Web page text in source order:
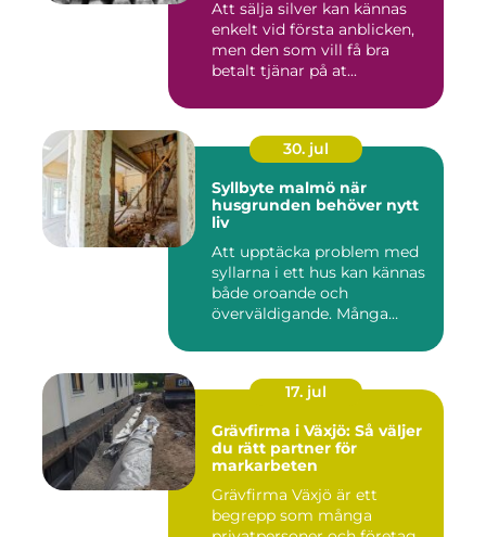
Att sälja silver kan kännas
enkelt vid första anblicken,
men den som vill få bra
betalt tjänar på at...
30. jul
Syllbyte malmö när
husgrunden behöver nytt
liv
Att upptäcka problem med
syllarna i ett hus kan kännas
både oroande och
överväldigande. Många
17. jul
Grävfirma i Växjö: Så väljer
du rätt partner för
markarbeten
Grävfirma Växjö är ett
begrepp som många